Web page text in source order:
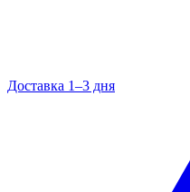
Доставка 1–3 дня